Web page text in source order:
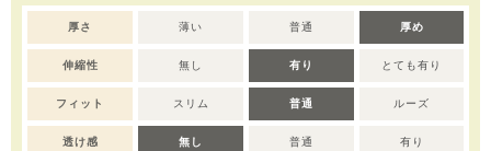
注意）サイズによって仕様が変わりますので予めご了承くださ
い。
70/80→前全開き
90-110→アームホール半開き
120→開き無し
厚さ 薄い 普通 厚め
伸縮性 無し 有り とても有り
フィット スリム 普通 ルーズ
透け感 無し 普通 有り